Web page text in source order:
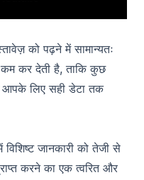
को पढ़ने में सामान्यतः
कर देती है, ताकि कुछ
आपके लिए सही डेटा तक
जानकारी को तेजी से
करने का एक त्वरित और